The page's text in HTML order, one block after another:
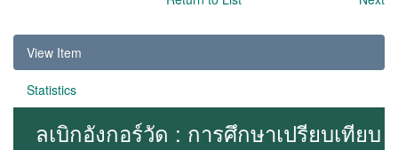
View Item
Statistics
ลเบิกอังกอร์วัด : การศึกษาเปรียบเทียบ